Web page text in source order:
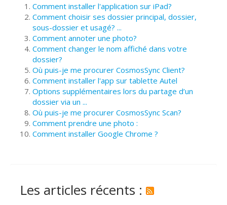
Comment installer l'application sur iPad?
Comment choisir ses dossier principal, dossier,
sous-dossier et usagé? ...
Comment annoter une photo?
Comment changer le nom affiché dans votre
dossier?
Où puis-je me procurer CosmosSync Client?
Comment installer l'app sur tablette Autel
Options supplémentaires lors du partage d’un
dossier via un ...
Où puis-je me procurer CosmosSync Scan?
Comment prendre une photo :
Comment installer Google Chrome ?
Les articles récents :